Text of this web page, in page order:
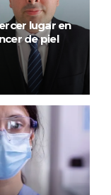
lugar en
de piel